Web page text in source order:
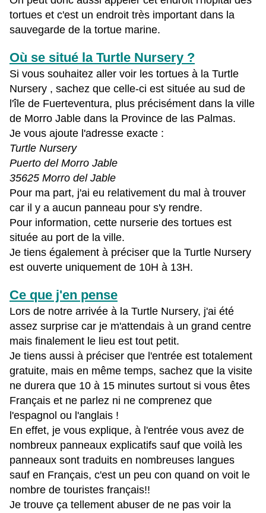
tortues et c'est un endroit très important dans la
sauvegarde de la tortue marine.
Où se situé la Turtle Nursery ?
Si vous souhaitez aller voir les tortues à la Turtle
Nursery , sachez que celle-ci est située au sud de
l'île de Fuerteventura, plus précisément dans la ville
de Morro Jable dans la Province de las Palmas.
Je vous ajoute l'adresse exacte :
Turtle Nursery
Puerto del Morro Jable
35625 Morro del Jable
Pour ma part, j'ai eu relativement du mal à trouver
car il y a aucun panneau pour s'y rendre.
Pour information, cette nurserie des tortues est
située au port de la ville.
Je tiens également à préciser que la Turtle Nursery
est ouverte uniquement de 10H à 13H.
Ce que j'en pense
Lors de notre arrivée à la Turtle Nursery, j'ai été
assez surprise car je m'attendais à un grand centre
mais finalement le lieu est tout petit.
Je tiens aussi à préciser que l'entrée est totalement
gratuite, mais en même temps, sachez que la visite
ne durera que 10 à 15 minutes surtout si vous êtes
Français et ne parlez ni ne comprenez que
l'espagnol ou l'anglais !
En effet, je vous explique, à l'entrée vous avez de
nombreux panneaux explicatifs sauf que voilà les
panneaux sont traduits en nombreuses langues
sauf en Français, c'est un peu con quand on voit le
nombre de touristes français!!
Je trouve ça tellement abuser de ne pas voir la